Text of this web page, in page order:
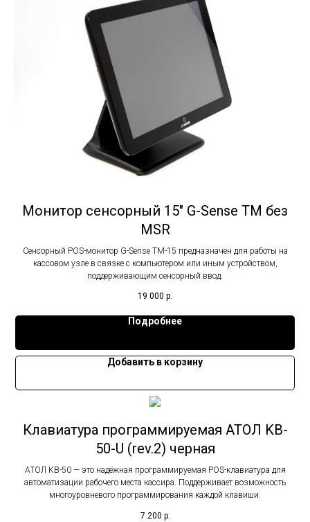
Монитор сенсорный 15" G-Sense TM без
MSR
Сенсорный POS-монитор G-Sense TM-15 предназначен для работы на
кассовом узле в связке с компьютером или иным устройством,
поддерживающим сенсорный ввод.
19 000 р.
Подробнее
Добавить в корзину
Клавиатура программируемая АТОЛ KB-
50-U (rev.2) черная
АТОЛ KB-50 — это надёжная программируемая POS-клавиатура для
автоматизации рабочего места кассира. Поддерживает возможность
многоуровневого программирования каждой клавиши.
7 200 р.